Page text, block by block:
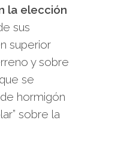
la elección
sus
superior
y sobre
se
hormigón
sobre la